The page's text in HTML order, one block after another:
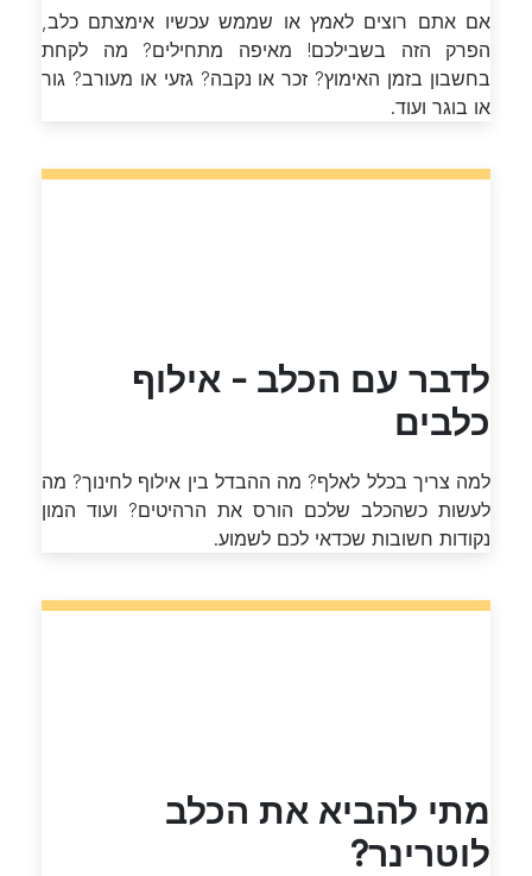
אם אתם רוצים לאמץ או שממש עכשיו אימצתם כלב,
הפרק הזה בשבילכם! מאיפה מתחילים? מה לקחת
בחשבון בזמן האימוץ? זכר או נקבה? גזעי או מעורב? גור
או בוגר ועוד.
לדבר עם הכלב - אילוף
כלבים
למה צריך בכלל לאלף? מה ההבדל בין אילוף לחינוך? מה
לעשות כשהכלב שלכם הורס את הרהיטים? ועוד המון
נקודות חשובות שכדאי לכם לשמוע.
מתי להביא את הכלב
לוטרינר?